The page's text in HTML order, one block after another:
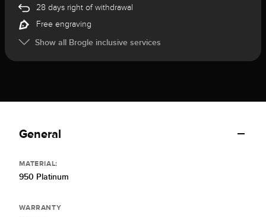
28 days right of withdrawal
Free engraving
Show all Brogle inclusive services
General
MATERIAL:
950 Platinum
WARRANTY